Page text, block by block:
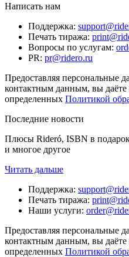
Написать нам
Поддержка:
Печать тиража:
Вопросы по услугам:
PR: pr@ridero.ru
Предоставляя персональные
контактным данным, вы даёте
определенных Политикой
Последние новости
Плюсы Rideró, ISBN в
и многое другое
Читать дальше
Поддержка:
Печать тиража:
Наши услуги:
Предоставляя персональные
контактным данным, вы даёте
определенных Политикой